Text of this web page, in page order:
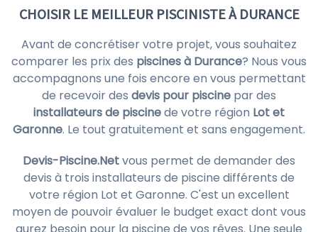
CHOISIR LE MEILLEUR PISCINISTE À DURANCE
Avant de concrétiser votre projet, vous souhaitez
comparer les prix des piscines à Durance? Nous vous
accompagnons une fois encore en vous permettant
de recevoir des devis pour piscine par des
installateurs de piscinede votre région Lot et
Garonne. Le tout gratuitement et sans engagement.
Devis-Piscine.Netvous permet de demander des
devis à trois installateurs de piscine différents de
votre région Lot et Garonne. C'est un excellent
moyen de pouvoir évaluer le budget exact dont vous